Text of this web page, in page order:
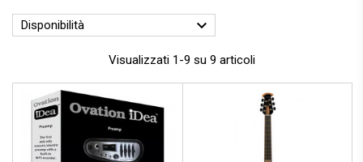
Disponibilità 
Visualizzati 1-9 su 9 articoli